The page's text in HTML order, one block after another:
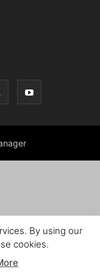
By using our
cookies.